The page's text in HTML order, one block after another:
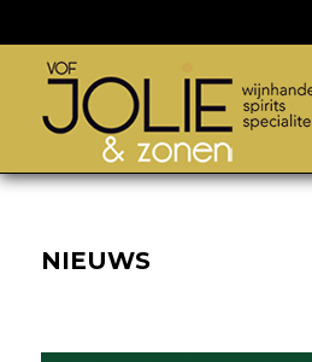
NIEUWS